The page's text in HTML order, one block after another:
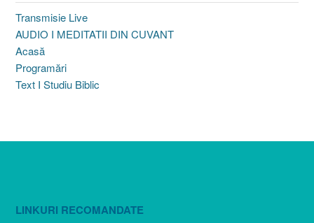
Transmisie Live
AUDIO I MEDITATII DIN CUVANT
Acasă
Programări
Text I Studiu Biblic
LINKURI RECOMANDATE